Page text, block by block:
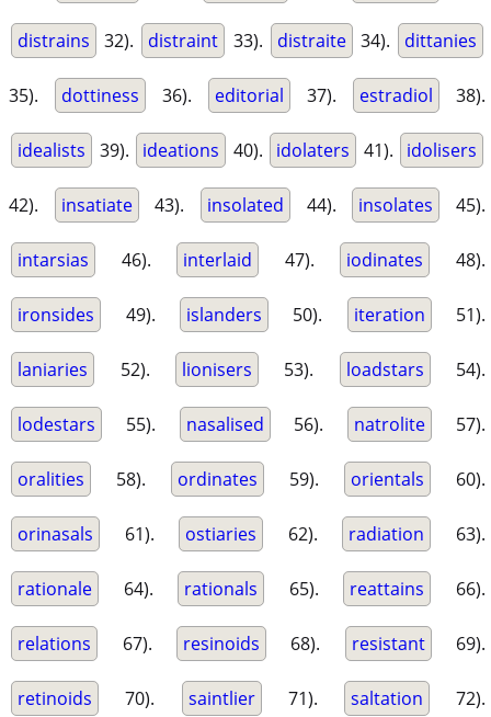
distrains 32). distraint 33). distraite 34). dittanies
35). dottiness 36). editorial 37). estradiol 38).
idealists 39). ideations 40). idolaters 41). idolisers
42). insatiate 43). insolated 44). insolates 45).
intarsias 46). interlaid 47). iodinates 48).
ironsides 49). islanders 50). iteration 51).
laniaries 52). lionisers 53). loadstars 54).
lodestars 55). nasalised 56). natrolite 57).
oralities 58). ordinates 59). orientals 60).
orinasals 61). ostiaries 62). radiation 63).
rationale 64). rationals 65). reattains 66).
relations 67). resinoids 68). resistant 69).
retinoids 70). saintlier 71). saltation 72).